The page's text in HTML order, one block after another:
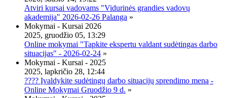
Atviri kursai vadovams "Vidurinės grandies vadovų
akademija" 2026-02-26 Palanga »
Mokymai - Kursai 2026
2025, gruodžio 05, 13:29
Online mokymai "Tapkite ekspertu valdant sudėtingas darbo
situacijas" - 2026-02-24 »
Mokymai - Kursai - 2025
2025, lapkričio 28, 12:44
???? Įvaldykite sudėtingų darbo situacijų sprendimo meną -
Online Mokymai Gruodžio 9 d. »